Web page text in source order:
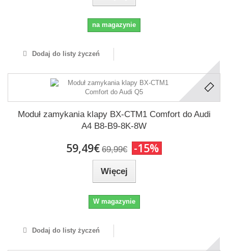
na magazynie
Dodaj do listy życzeń
Moduł zamykania klapy BX-CTM1 Comfort do Audi
A4 B8-B9-8K-8W
59,49€ 69,99€ -15%
Więcej
W magazynie
Dodaj do listy życzeń